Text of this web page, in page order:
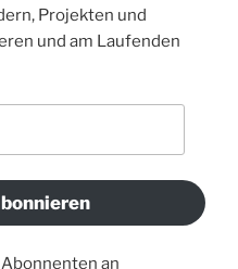
Projekten und
und am Laufenden
an